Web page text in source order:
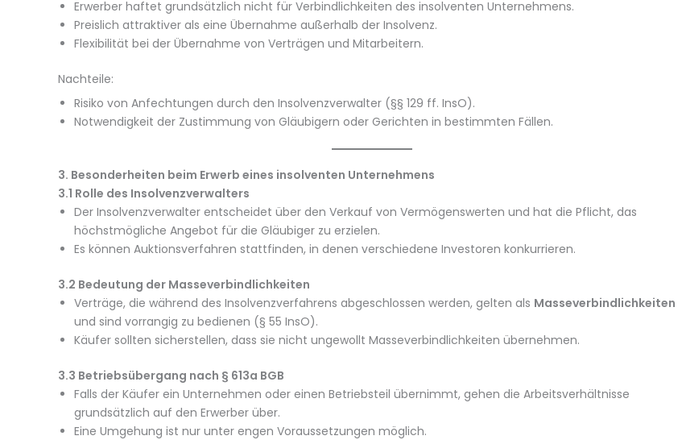
Erwerber haftet grundsätzlich nicht für Verbindlichkeiten des insolventen Unternehmens.
Preislich attraktiver als eine Übernahme außerhalb der Insolvenz.
Flexibilität bei der Übernahme von Verträgen und Mitarbeitern.
Nachteile:
Risiko von Anfechtungen durch den Insolvenzverwalter (§§ 129 ff. InsO).
Notwendigkeit der Zustimmung von Gläubigern oder Gerichten in bestimmten Fällen.
3. Besonderheiten beim Erwerb eines insolventen Unternehmens
3.1 Rolle des Insolvenzverwalters
Der Insolvenzverwalter entscheidet über den Verkauf von Vermögenswerten und hat die Pflicht, das
höchstmögliche Angebot für die Gläubiger zu erzielen.
Es können Auktionsverfahren stattfinden, in denen verschiedene Investoren konkurrieren.
3.2 Bedeutung der Masseverbindlichkeiten
Verträge, die während des Insolvenzverfahrens abgeschlossen werden, gelten als Masseverbindlichkeiten
und sind vorrangig zu bedienen (§ 55 InsO).
Käufer sollten sicherstellen, dass sie nicht ungewollt Masseverbindlichkeiten übernehmen.
3.3 Betriebsübergang nach § 613a BGB
Falls der Käufer ein Unternehmen oder einen Betriebsteil übernimmt, gehen die Arbeitsverhältnisse
grundsätzlich auf den Erwerber über.
Eine Umgehung ist nur unter engen Voraussetzungen möglich.